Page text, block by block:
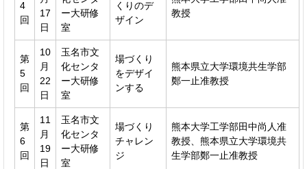
4
回
17
日
ー大研修
室
くりのデ
ザイン
教授
第
5
回
10
月
22
日
玉名市文
化センタ
ー大研修
室
場づくり
をデザイ
ンする
熊本県立大学環境共生学部
鄭一止准教授
第
6
回
11
月
19
日
玉名市文
化センタ
ー大研修
室
場づくり
チャレン
ジ
熊本大学工学部田中尚人准
教授、熊本県立大学環境共
生学部鄭一止准教授